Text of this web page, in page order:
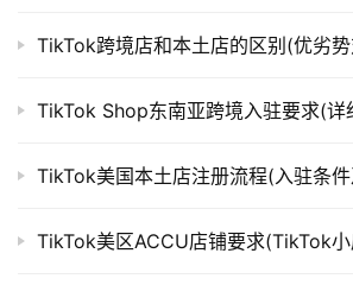
TikTok跨境店和本土店的区别(优劣
TikTok Shop东南亚跨境入驻要求(详
TikTok美国本土店注册流程(入驻条
TikTok美区ACCU店铺要求(TikTok